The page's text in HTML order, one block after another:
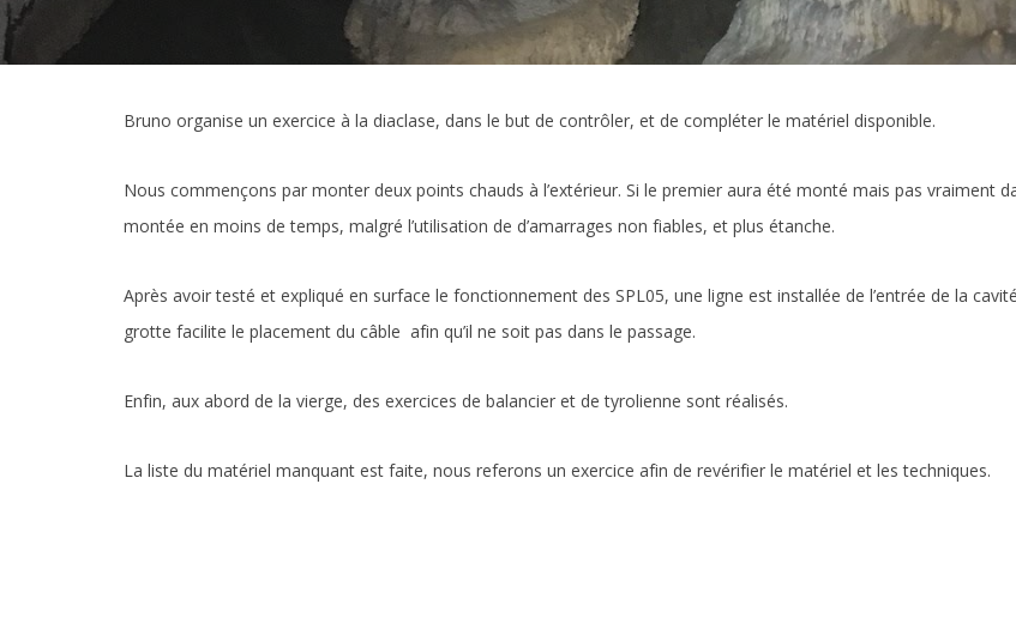
Bruno organise un exercice à la diaclase, dans le but de contrôler, et de compléter le matériel disponible.
Nous commençons par monter deux points chauds à l’extérieur. Si le premier aura été monté mais pas vraiment
montée en moins de temps, malgré l’utilisation de d’amarrages non fiables, et plus étanche.
Après avoir testé et expliqué en surface le fonctionnement des SPL05, une ligne est installée de l’entrée de la
grotte facilite le placement du câble afin qu’il ne soit pas dans le passage.
Enfin, aux abord de la vierge, des exercices de balancier et de tyrolienne sont réalisés.
La liste du matériel manquant est faite, nous referons un exercice afin de revérifier le matériel et les techniques.